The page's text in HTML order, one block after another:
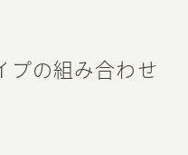
プの組み合わせ